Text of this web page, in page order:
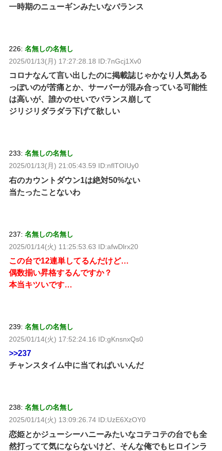
一時期のニューギンみたいなバランス
226: 名無しの名無し
2025/01/13(月) 17:27:28.18 ID:7nGcj1Xv0
コロナなんて言い出したのに掲載誌じゃかなり人気ある
っぽいのが苦痛とか、サーバーが混み合っている可能性
は高いが、誰かのせいでバランス崩して
ジリジリダラダラ下げて欲しい
233: 名無しの名無し
2025/01/13(月) 21:05:43.59 ID:nflTOIUy0
右のカウントダウン1は絶対50%ない
当たったことないわ
237: 名無しの名無し
2025/01/14(火) 11:25:53.63 ID:afwDlrx20
この台で12連単してるんだけど…
偶数揃い昇格するんですか？
本当キツいです…
239: 名無しの名無し
2025/01/14(火) 17:52:24.16 ID:gKnsnxQs0
>>237
チャンスタイム中に当てればいいんだ
238: 名無しの名無し
2025/01/14(火) 13:09:26.74 ID:UzE6XzOY0
恋姫とかジューシーハニーみたいなコテコテの台でも全
然打ってて気にならないけど、そんな俺でもヒロインラ